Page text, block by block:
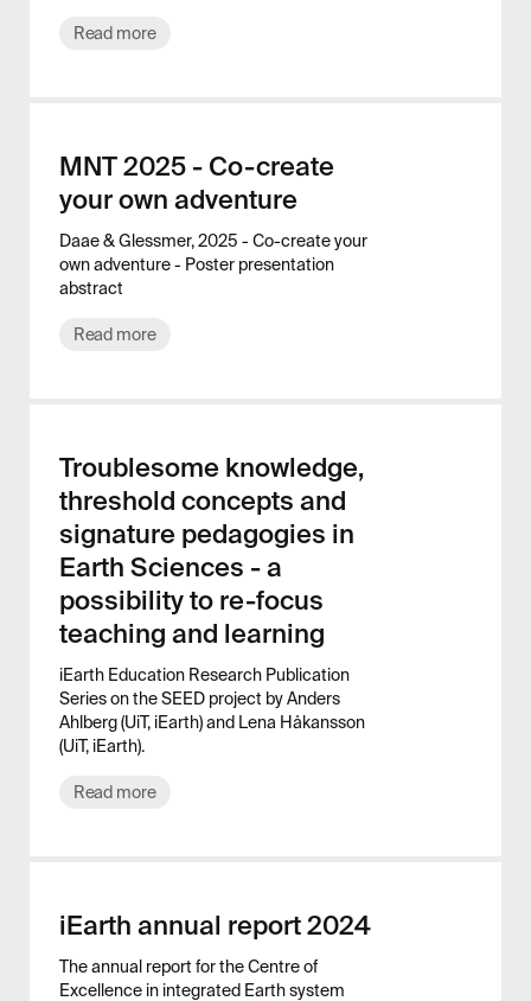
Read more
MNT 2025 - Co-create
your own adventure
Daae & Glessmer, 2025 - Co-create your
own adventure - Poster presentation
abstract
Read more
Troublesome knowledge,
threshold concepts and
signature pedagogies in
Earth Sciences - a
possibility to re-focus
teaching and learning
iEarth Education Research Publication
Series on the SEED project by Anders
Ahlberg (UiT, iEarth) and Lena Håkansson
(UiT, iEarth).
Read more
iEarth annual report 2024
The annual report for the Centre of
Excellence in integrated Earth system